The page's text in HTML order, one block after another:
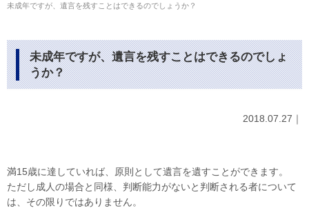
未成年ですが、遺言を残すことはできるのでしょうか？
未成年ですが、遺言を残すことはできるのでしょ
うか？
2018.07.27｜
満15歳に達していれば、原則として遺言を遺すことができます。
ただし成人の場合と同様、判断能力がないと判断される者について
は、その限りではありません。